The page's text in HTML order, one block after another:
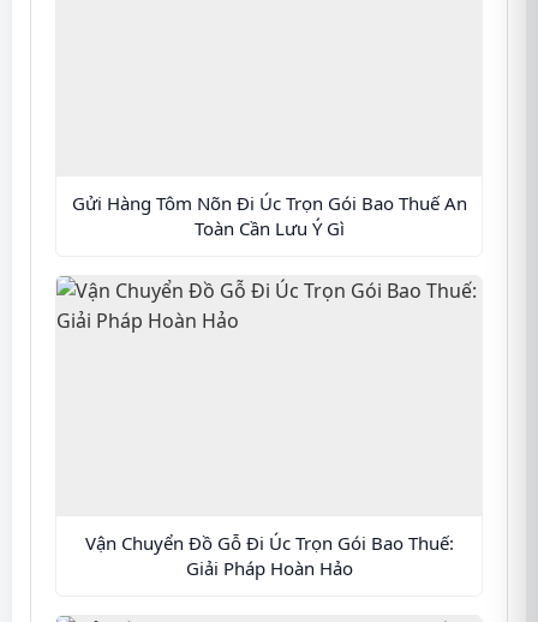
Gửi Hàng Tôm Nõn Đi Úc Trọn Gói Bao Thuế An
Toàn Cần Lưu Ý Gì
Vận Chuyển Đồ Gỗ Đi Úc Trọn Gói Bao Thuế:
Giải Pháp Hoàn Hảo